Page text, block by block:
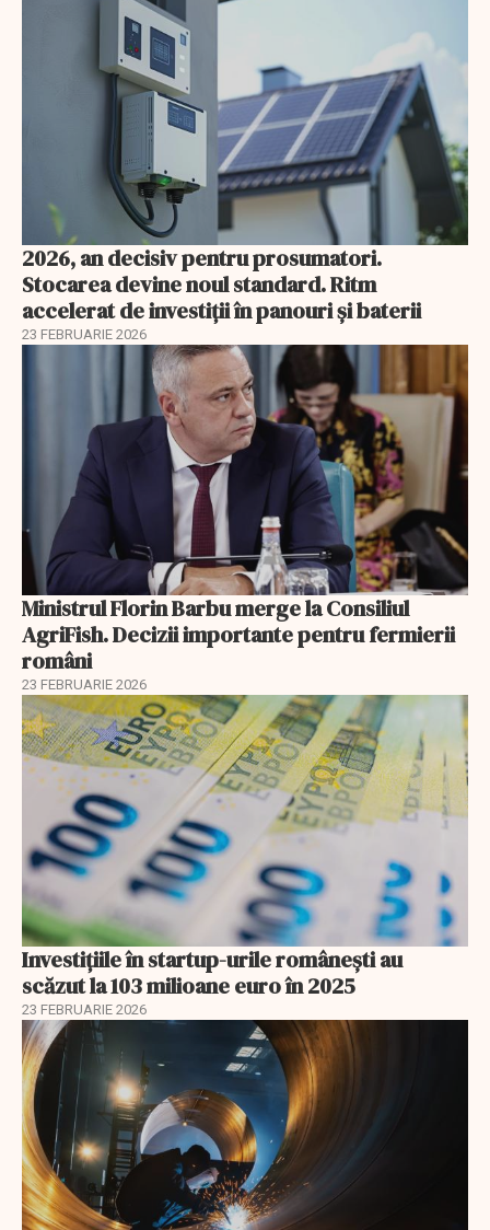
2026, an decisiv pentru prosumatori.
Stocarea devine noul standard. Ritm
accelerat de investiții în panouri și baterii
23 FEBRUARIE 2026
Ministrul Florin Barbu merge la Consiliul
AgriFish. Decizii importante pentru fermierii
români
23 FEBRUARIE 2026
Investiţiile în startup-urile româneşti au
scăzut la 103 milioane euro în 2025
23 FEBRUARIE 2026